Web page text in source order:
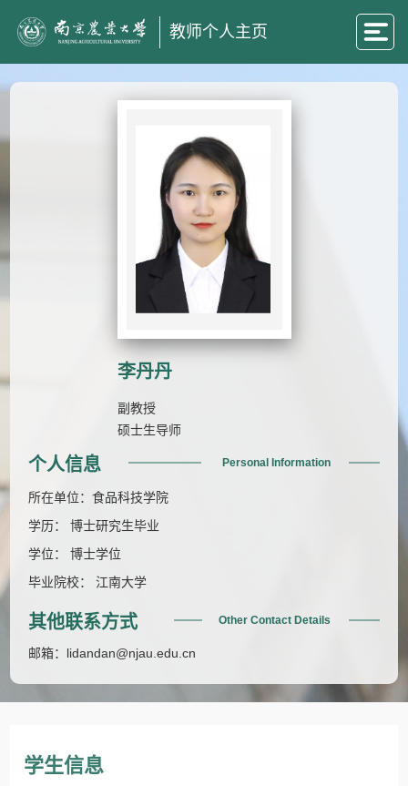
教师个人主页
李丹丹
副教授
硕士生导师
个人信息 Personal Information
所在单位：食品科技学院
学历： 博士研究生毕业
学位： 博士学位
毕业院校： 江南大学
其他联系方式 Other Contact Details
邮箱： lidandan@njau.edu.cn
学生信息